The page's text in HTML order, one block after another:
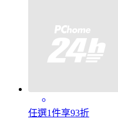
任選1件享93折